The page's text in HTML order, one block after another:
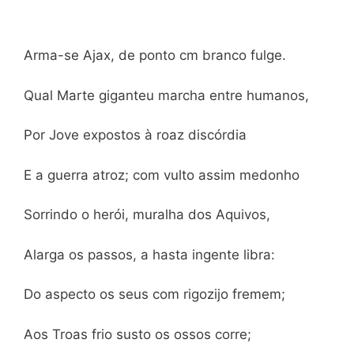
Arma-se Ajax, de ponto cm branco fulge.
Qual Marte giganteu marcha entre humanos,
Por Jove expostos à roaz discórdia
E a guerra atroz; com vulto assim medonho
Sorrindo o herói, muralha dos Aquivos,
Alarga os passos, a hasta ingente libra:
Do aspecto os seus com rigozijo fremem;
Aos Troas frio susto os ossos corre;